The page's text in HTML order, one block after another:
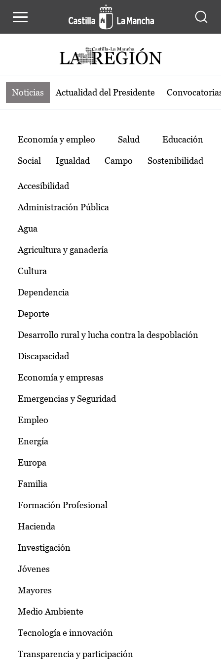
Noticias de la región de Castilla-La
Noticias Actualidad del Presidente
Temas
Economía y empleo Salud Educación
Social Igualdad Campo Sostenibilidad
Accesibilidad
Administración Pública
Agua
Agricultura y ganadería
Cultura
Dependencia
Deporte
Desarrollo rural y lucha contra la despoblación
Discapacidad
Economía y empresas
Emergencias y Seguridad
Empleo
Energía
Europa
Familia
Formación Profesional
Hacienda
Investigación
Jóvenes
Mayores
Medio Ambiente
Tecnología e innovación
Transparencia y participación